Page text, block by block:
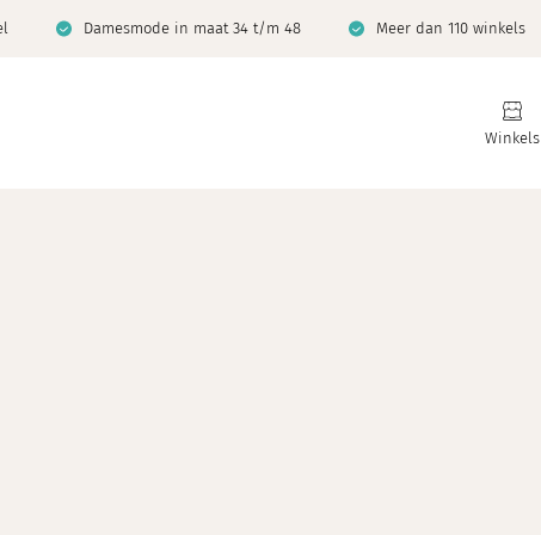
Damesmode in maat 34 t/m 48 Meer dan 110 winkels
Winkels